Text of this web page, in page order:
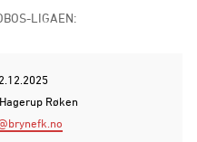
LIGAEN:
Røken